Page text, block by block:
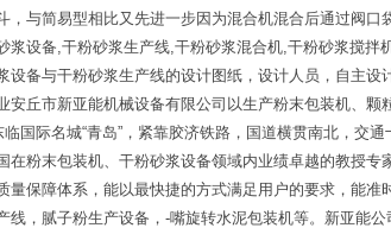
，与简易型相比又先进一步因为混合机混合后通过阀
浆设备,干粉砂浆生产线,干粉砂浆混合机,干粉砂浆搅
设备与干粉砂浆生产线的设计图纸，设计人员，自主设
安丘市新亚能机械设备有限公司以生产粉末包装机、
临国际名城“青岛”，紧靠胶济铁路，国道横贯南北，
在粉末包装机、干粉砂浆设备领域内业绩卓越的教授
量保障体系，能以最快捷的方式满足用户的要求，能
线，腻子粉生产设备，-嘴旋转水泥包装机等。新亚能公